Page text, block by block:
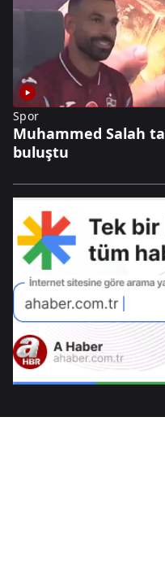
Spor
Muhammed Salah
buluştu